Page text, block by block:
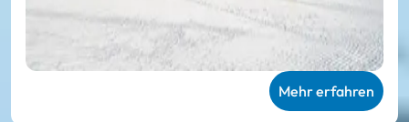
Mehr erfahren